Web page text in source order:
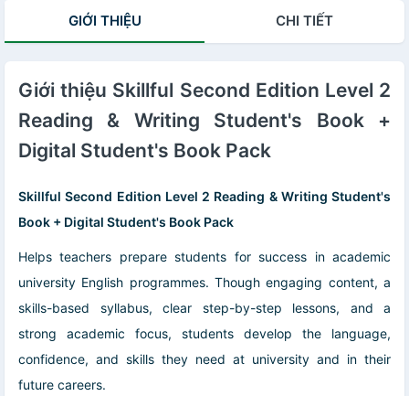
GIỚI THIỆU CHI TIẾT
Giới thiệu Skillful Second Edition Level 2
Reading & Writing Student's Book +
Digital Student's Book Pack
Skillful Second Edition Level 2 Reading & Writing Student's
Book + Digital Student's Book Pack
Helps teachers prepare students for success in academic
university English programmes. Though engaging content, a
skills-based syllabus, clear step-by-step lessons, and a
strong academic focus, students develop the language,
confidence, and skills they need at university and in their
future careers.